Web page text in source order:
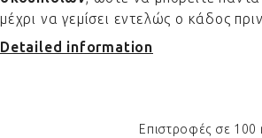
μέχρι να γεμίσει εντελώς ο κάδος
Detailed information
Επιστροφές σε 100